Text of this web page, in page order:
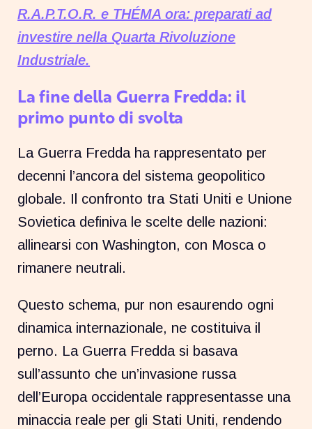
R.A.P.T.O.R. e THÉMA ora: preparati ad
investire nella Quarta Rivoluzione
Industriale.
La fine della Guerra Fredda: il
primo punto di svolta
La Guerra Fredda ha rappresentato per
decenni l’ancora del sistema geopolitico
globale. Il confronto tra Stati Uniti e Unione
Sovietica definiva le scelte delle nazioni:
allinearsi con Washington, con Mosca o
rimanere neutrali.
Questo schema, pur non esaurendo ogni
dinamica internazionale, ne costituiva il
perno. La Guerra Fredda si basava
sull’assunto che un’invasione russa
dell’Europa occidentale rappresentasse una
minaccia reale per gli Stati Uniti, rendendo